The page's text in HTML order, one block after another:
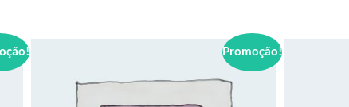
Promoção!